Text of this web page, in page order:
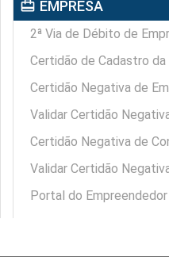
card_travel EMPRESA
2ª Via de Débito de
Certidão de Cadastro da
Certidão Negativa de
Validar Certidão
Certidão Negativa de
Validar Certidão
Portal do Empreendedor